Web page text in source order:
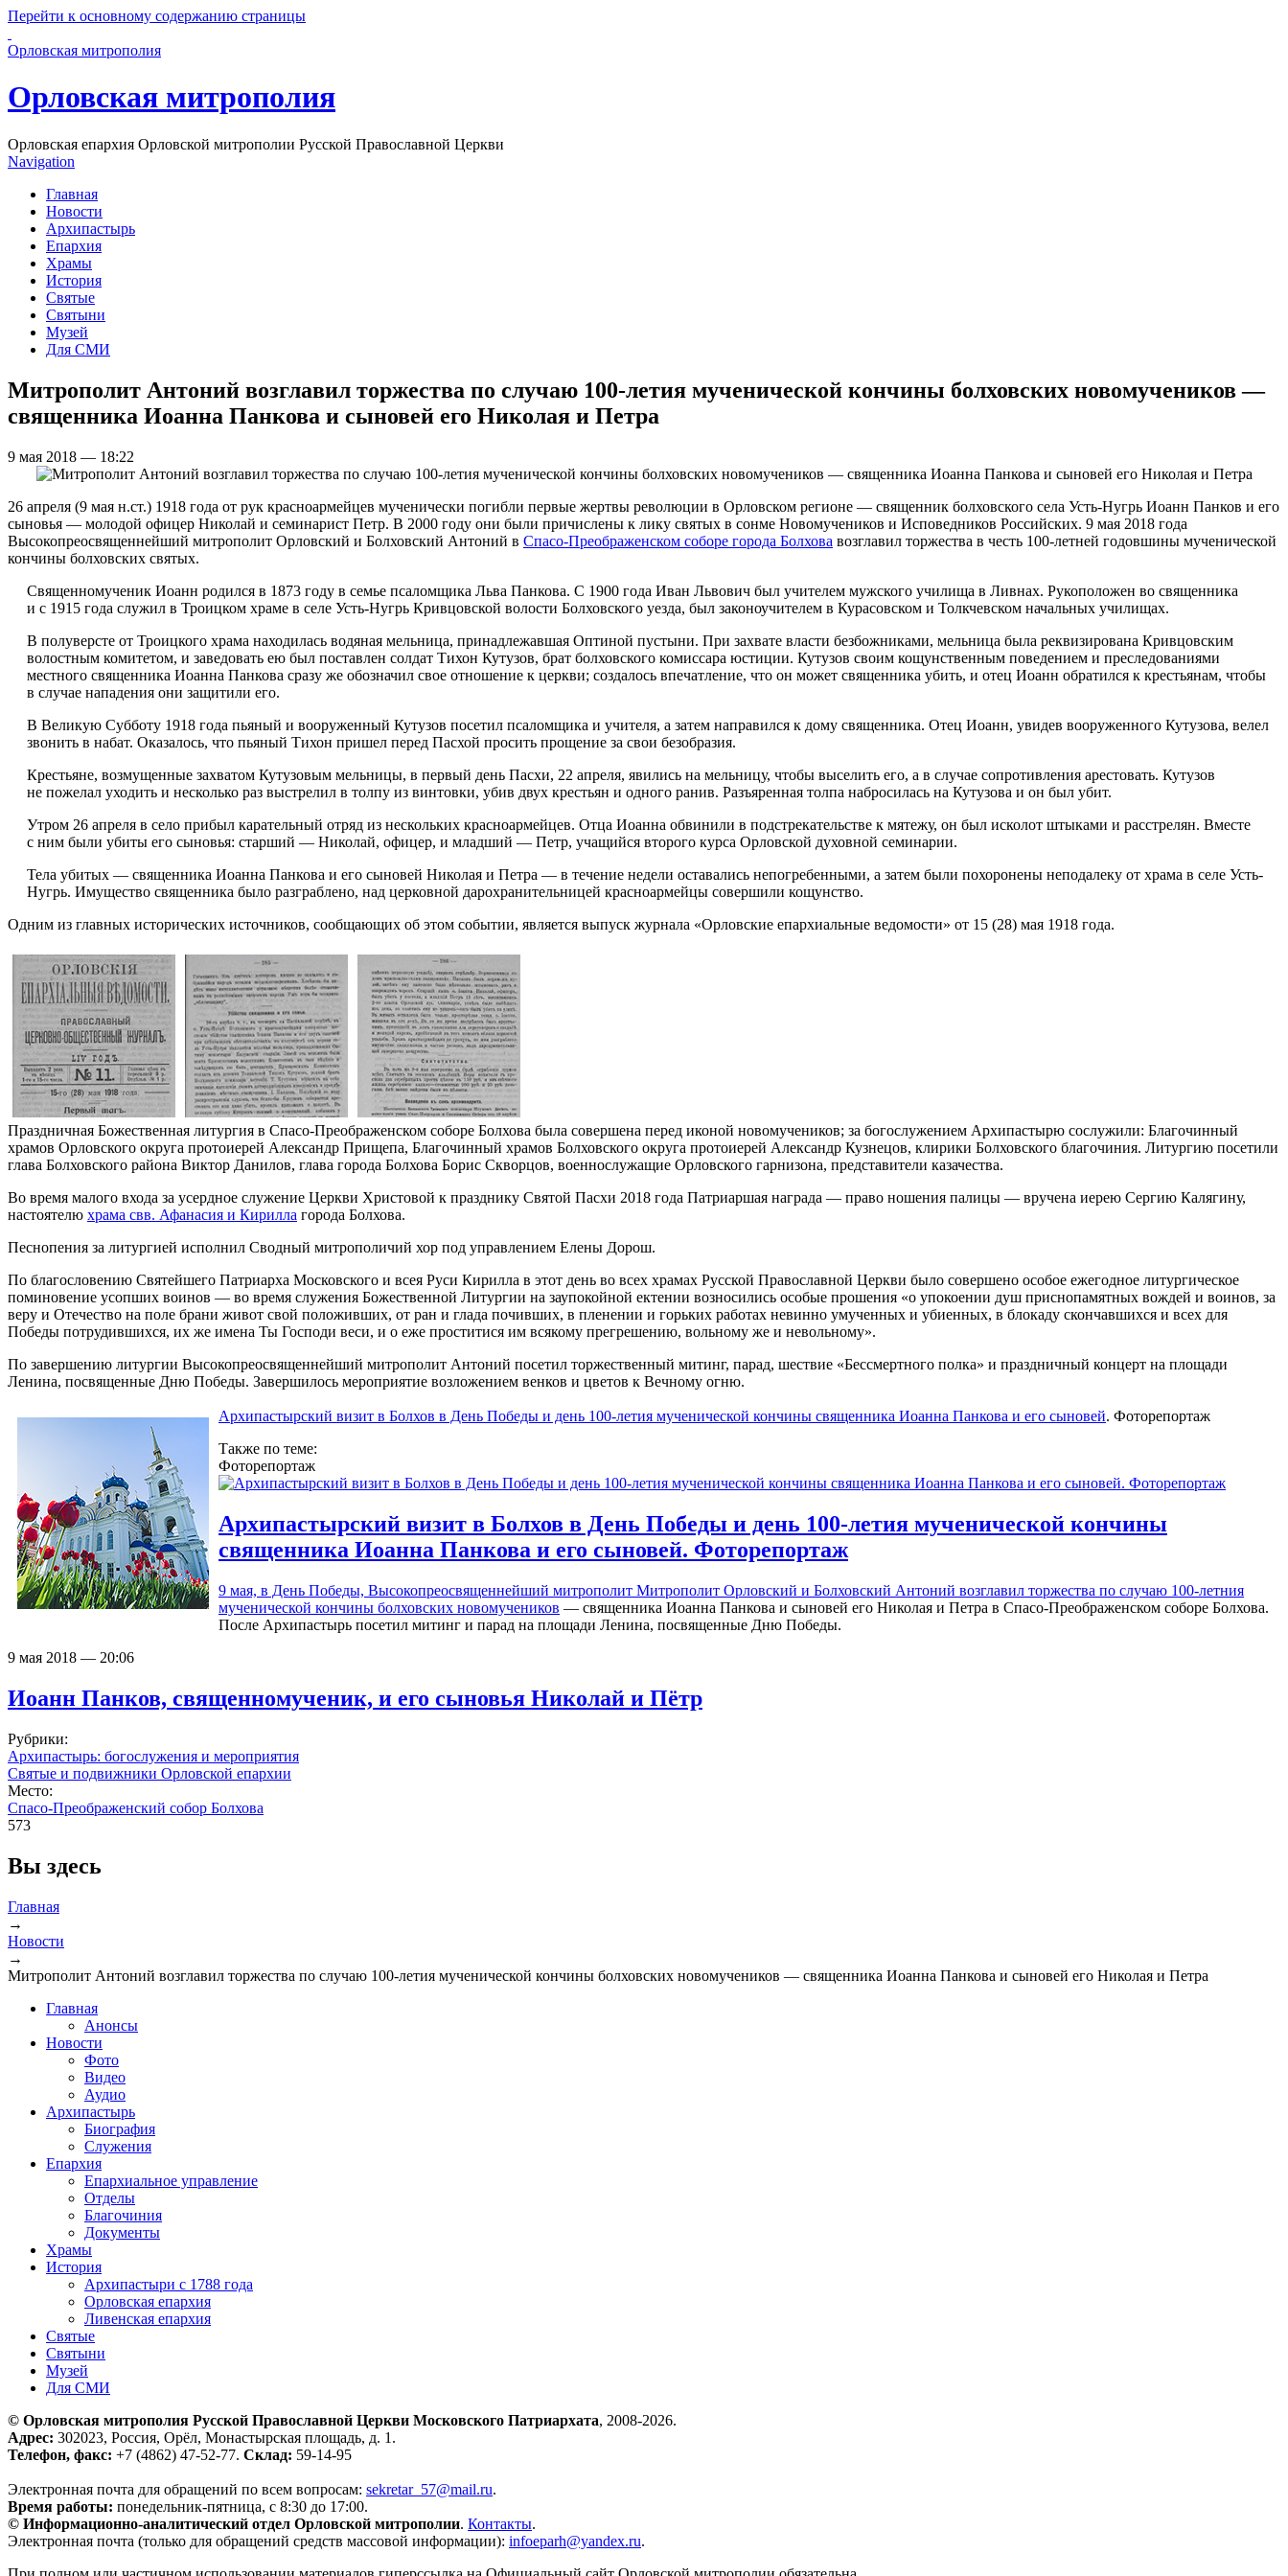
Перейти к основному содержанию страницы
Орловская митрополия
Орловская митрополия
Орловская епархия Орловской митрополии Русской Православной Церкви
Navigation
Главная
Новости
Архипастырь
Епархия
Храмы
История
Святые
Святыни
Музей
Для СМИ
Митрополит Антоний возглавил торжества по случаю 100-летия мученической кончины болховских новомучеников —
священника Иоанна Панкова и сыновей его Николая и Петра
9 мая 2018 — 18:22
26 апреля (9 мая н.ст.) 1918 года от рук красноармейцев мученически погибли первые жертвы революции в Орловском регионе — священник болховского села Усть-Нугрь Иоанн Панков и его
сыновья — молодой офицер Николай и семинарист Петр. В 2000 году они были причислены к лику святых в сонме Новомучеников и Исповедников Российских. 9 мая 2018 года
Высокопреосвященнейший митрополит Орловский и Болховский Антоний в Спасо-Преображенском соборе города Болхова возглавил торжества в честь 100-летней годовшины мученической
кончины болховских святых.
Священномученик Иоанн родился в 1873 году в семье псаломщика Льва Панкова. С 1900 года Иван Львович был учителем мужского училища в Ливнах. Рукоположен во священника
и с 1915 года служил в Троицком храме в селе Усть-Нугрь Кривцовской волости Болховского уезда, был законоучителем в Курасовском и Толкчевском начальных училищах.
В полуверсте от Троицкого храма находилась водяная мельница, принадлежавшая Оптиной пустыни. При захвате власти безбожниками, мельница была реквизирована Кривцовским
волостным комитетом, и заведовать ею был поставлен солдат Тихон Кутузов, брат болховского комиссара юстиции. Кутузов своим кощунственным поведением и преследованиями
местного священника Иоанна Панкова сразу же обозначил свое отношение к церкви; создалось впечатление, что он может священника убить, и отец Иоанн обратился к крестьянам, чтобы
в случае нападения они защитили его.
В Великую Субботу 1918 года пьяный и вооруженный Кутузов посетил псаломщика и учителя, а затем направился к дому священника. Отец Иоанн, увидев вооруженного Кутузова, велел
звонить в набат. Оказалось, что пьяный Тихон пришел перед Пасхой просить прощение за свои безобразия.
Крестьяне, возмущенные захватом Кутузовым мельницы, в первый день Пасхи, 22 апреля, явились на мельницу, чтобы выселить его, а в случае сопротивления арестовать. Кутузов
не пожелал уходить и несколько раз выстрелил в толпу из винтовки, убив двух крестьян и одного ранив. Разъяренная толпа набросилась на Кутузова и он был убит.
Утром 26 апреля в село прибыл карательный отряд из нескольких красноармейцев. Отца Иоанна обвинили в подстрекательстве к мятежу, он был исколот штыками и расстрелян. Вместе
с ним были убиты его сыновья: старший — Николай, офицер, и младший — Петр, учащийся второго курса Орловской духовной семинарии.
Тела убитых — священника Иоанна Панкова и его сыновей Николая и Петра — в течение недели оставались непогребенными, а затем были похоронены неподалеку от храма в селе Усть-
Нугрь. Имущество священника было разграблено, над церковной дарохранительницей красноармейцы совершили кощунство.
Одним из главных исторических источников, сообщающих об этом событии, является выпуск журнала «Орловские епархиальные ведомости» от 15 (28) мая 1918 года.
Праздничная Божественная литургия в Спасо-Преображенском соборе Болхова была совершена перед иконой новомучеников; за богослужением Архипастырю сослужили: Благочинный
храмов Орловского округа протоиерей Александр Прищепа, Благочинный храмов Болховского округа протоиерей Александр Кузнецов, клирики Болховского благочиния. Литургию посетили
глава Болховского района Виктор Данилов, глава города Болхова Борис Скворцов, военнослужащие Орловского гарнизона, представители казачества.
Во время малого входа за усердное служение Церкви Христовой к празднику Святой Пасхи 2018 года Патриаршая награда — право ношения палицы — вручена иерею Сергию Калягину,
настоятелю храма свв. Афанасия и Кирилла города Болхова.
Песнопения за литургией исполнил Сводный митрополичий хор под управлением Елены Дорош.
По благословению Святейшего Патриарха Московского и всея Руси Кирилла в этот день во всех храмах Русской Православной Церкви было совершено особое ежегодное литургическое
поминовение усопших воинов — во время служения Божественной Литургии на заупокойной ектении возносились особые прошения «о упокоении душ приснопамятных вождей и воинов, за
веру и Отечество на поле брани живот свой положивших, от ран и глада почивших, в пленении и горьких работах невинно умученных и убиенных, в блокаду скончавшихся и всех для
Победы потрудившихся, их же имена Ты Господи веси, и о еже проститися им всякому прегрешению, вольному же и невольному».
По завершению литургии Высокопреосвященнейший митрополит Антоний посетил торжественный митинг, парад, шествие «Бессмертного полка» и праздничный концерт на площади
Ленина, посвященные Дню Победы. Завершилось мероприятие возложением венков и цветов к Вечному огню.
Архипастырский визит в Болхов в День Победы и день 100-летия мученической кончины священника Иоанна Панкова и его сыновей. Фоторепортаж
Также по теме:
Фоторепортаж
Архипастырский визит в Болхов в День Победы и день 100-летия мученической кончины
священника Иоанна Панкова и его сыновей. Фоторепортаж
9 мая, в День Победы, Высокопреосвященнейший митрополит Митрополит Орловский и Болховский Антоний возглавил торжества по случаю 100-летния
мученической кончины болховских новомучеников — священника Иоанна Панкова и сыновей его Николая и Петра в Спасо-Преображенском соборе Болхова.
После Архипастырь посетил митинг и парад на площади Ленина, посвященные Дню Победы.
9 мая 2018 — 20:06
Иоанн Панков, священномученик, и его сыновья Николай и Пётр
Рубрики:
Архипастырь: богослужения и мероприятия
Святые и подвижники Орловской епархии
Место:
Спасо-Преображенский собор Болхова
573
Вы здесь
Главная
→
Новости
→
Митрополит Антоний возглавил торжества по случаю 100-летия мученической кончины болховских новомучеников — священника Иоанна Панкова и сыновей его Николая и Петра
Главная
Анонсы
Новости
Фото
Видео
Аудио
Архипастырь
Биография
Служения
Епархия
Епархиальное управление
Отделы
Благочиния
Документы
Храмы
История
Архипастыри с 1788 года
Орловская епархия
Ливенская епархия
Святые
Святыни
Музей
Для СМИ
© Орловская митрополия Русской Православной Церкви Московского Патриархата, 2008-2026.
Адрес: 302023, Россия, Орёл, Монастырская площадь, д. 1.
Телефон, факс: +7 (4862) 47-52-77. Склад: 59-14-95
Электронная почта для обращений по всем вопросам: sekretar_57@mail.ru.
Время работы: понедельник-пятница, с 8:30 до 17:00.
© Информационно-аналитический отдел Орловской митрополии. Контакты.
Электронная почта (только для обращений средств массовой информации): infoeparh@yandex.ru.